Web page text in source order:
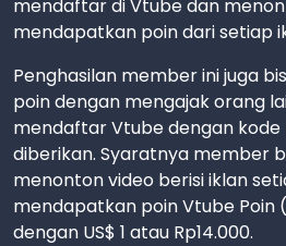
mendaftar di Vtube dan
mendapatkan poin dari setiap
Penghasilan member ini juga
poin dengan mengajak orang
mendaftar Vtube dengan
diberikan. Syaratnya member
menonton video berisi iklan
mendapatkan poin Vtube Poin
dengan US$ 1 atau Rp14.000.